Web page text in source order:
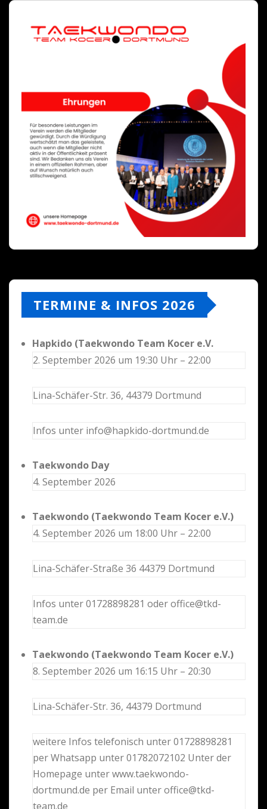
TERMINE & INFOS 2026
Hapkido (Taekwondo Team Kocer e.V.
2. September 2026 um 19:30 Uhr – 22:00
Lina-Schäfer-Str. 36, 44379 Dortmund
Infos unter info@hapkido-dortmund.de
Taekwondo Day
4. September 2026
Taekwondo (Taekwondo Team Kocer e.V.)
4. September 2026 um 18:00 Uhr – 22:00
Lina-Schäfer-Straße 36 44379 Dortmund
Infos unter 01728898281 oder office@tkd-
team.de
Taekwondo (Taekwondo Team Kocer e.V.)
8. September 2026 um 16:15 Uhr – 20:30
Lina-Schäfer-Str. 36, 44379 Dortmund
weitere Infos telefonisch unter 01728898281
per Whatsapp unter 01782072102 Unter der
Homepage unter www.taekwondo-
dortmund.de per Email unter office@tkd-
team.de